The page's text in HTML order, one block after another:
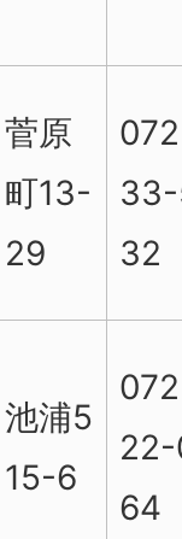
菅原
町13-
29
32
池浦5
15-6
64